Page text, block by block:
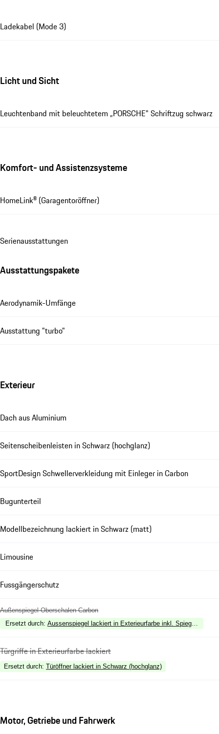
Ladekabel (Mode 3)
Licht und Sicht
Leuchtenband mit beleuchtetem „PORSCHE" Schriftzug schwarz
Komfort- und Assistenzsysteme
HomeLink® (Garagentoröffner)
Se­ri­en­aus­stat­tungen
Ausstattungspakete
Aerodynamik-Umfänge
Ausstattung "turbo"
Exterieur
Dach aus Aluminium
Seitenscheibenleisten in Schwarz (hochglanz)
SportDesign Schwellerverkleidung mit Einleger in Carbon
Bugunterteil
Modellbezeichnung lackiert in Schwarz (matt)
Limousine
Fussgängerschutz
Außenspiegel-Oberschalen Carbon
Ersetzt durch: Aussenspiegel lackiert in Exterieurfarbe inkl. Spiegelfuss
Türgriffe in Exterieurfarbe lackiert
Ersetzt durch: Türöffner lackiert in Schwarz (hochglanz)
Motor, Getriebe und Fahrwerk